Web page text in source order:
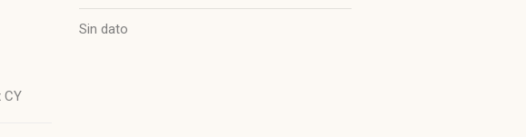
CY
Sin dato